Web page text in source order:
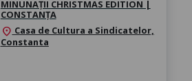
MINUNAȚII CHRISTMAS EDITION |
CONSTANȚA
location_on Casa de Cultura a Sindicatelor,
Constanta